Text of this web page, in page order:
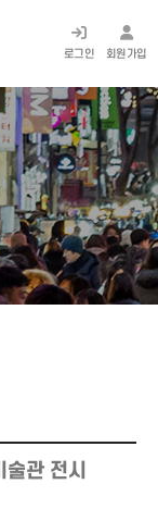
로그인 회원가입
관 전시